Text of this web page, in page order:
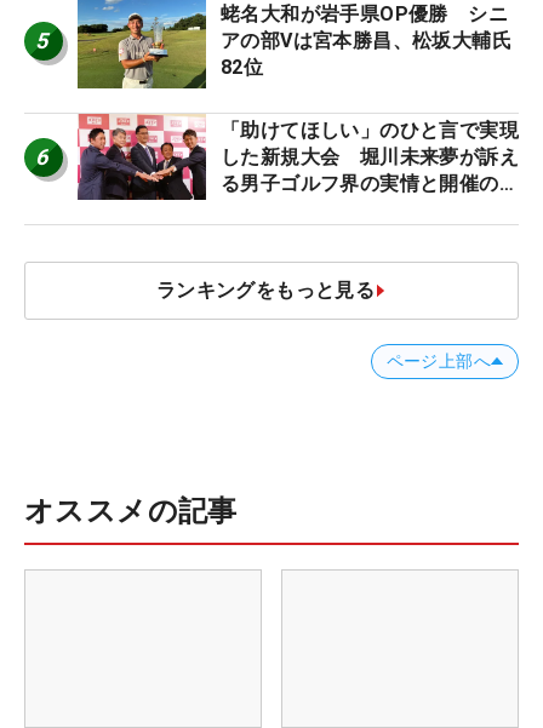
5
蛯名大和が岩手県OP優勝 シニ
アの部Vは宮本勝昌、松坂大輔氏
82位
6
「助けてほしい」のひと言で実現
した新規大会 堀川未来夢が訴え
る男子ゴルフ界の実情と開催の舞
ランキングをもっと見る
ページ上部へ
オススメの記事